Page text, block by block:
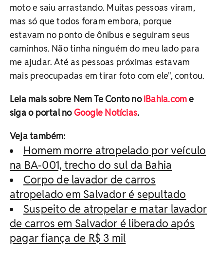
moto e saiu arrastando. Muitas pessoas viram,
mas só que todos foram embora, porque
estavam no ponto de ônibus e seguiram seus
caminhos. Não tinha ninguém do meu lado para
me ajudar. Até as pessoas próximas estavam
mais preocupadas em tirar foto com ele", contou.
Leia mais sobre Nem Te Conto noiBahia.come
siga o portal noGoogle Notícias.
Veja também:
Homem morre atropelado por veículo
na BA-001, trecho do sul da Bahia
Corpo de lavador de carros
atropelado em Salvador é sepultado
Suspeito de atropelar e matar lavador
de carros em Salvador é liberado após
pagar fiança de R$ 3 mil